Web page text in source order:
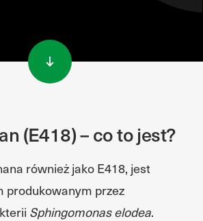
(E418) – co to jest?
również jako E418, jest
produkowanym przez
Sphingomonas elodea.